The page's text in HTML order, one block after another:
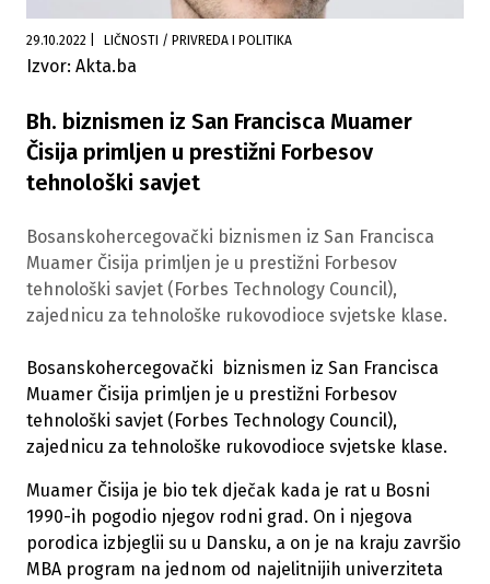
29.10.2022 LIČNOSTI / PRIVREDA I POLITIKA
Izvor: Akta.ba
Bh. biznismen iz San Francisca Muamer
Čisija primljen u prestižni Forbesov
tehnološki savjet
Bosanskohercegovački biznismen iz San Francisca
Muamer Čisija primljen je u prestižni Forbesov
tehnološki savjet (Forbes Technology Council),
zajednicu za tehnološke rukovodioce svjetske klase.
Bosanskohercegovački biznismen iz San Francisca
Muamer Čisija primljen je u prestižni Forbesov
tehnološki savjet (Forbes Technology Council),
zajednicu za tehnološke rukovodioce svjetske klase.
Muamer Čisija je bio tek dječak kada je rat u Bosni
1990-ih pogodio njegov rodni grad. On i njegova
porodica izbjeglii su u Dansku, a on je na kraju završio
MBA program na jednom od najelitnijih univerziteta